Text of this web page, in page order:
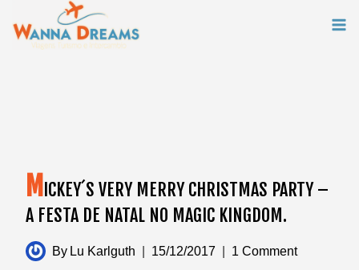
content
M ICKEY´S VERY MERRY CHRISTMAS PARTY –
A FESTA DE NATAL NO MAGIC KINGDOM.
By Lu Karlguth 15/12/2017 1 Comment